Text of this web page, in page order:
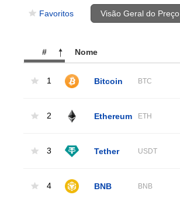
Favoritos Visão Geral do Preço
# Nome
1 Bitcoin BTC
2 Ethereum ETH
3 Tether USDT
4 BNB BNB